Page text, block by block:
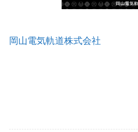
岡山電気軌道株式会社